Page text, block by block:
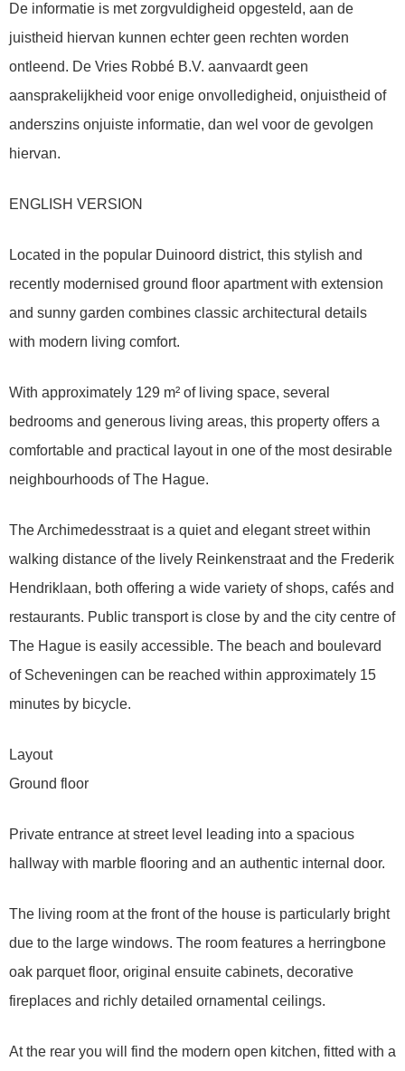
De informatie is met zorgvuldigheid opgesteld, aan de
juistheid hiervan kunnen echter geen rechten worden
ontleend. De Vries Robbé B.V. aanvaardt geen
aansprakelijkheid voor enige onvolledigheid, onjuistheid of
anderszins onjuiste informatie, dan wel voor de gevolgen
hiervan.
ENGLISH VERSION
Located in the popular Duinoord district, this stylish and
recently modernised ground floor apartment with extension
and sunny garden combines classic architectural details
with modern living comfort.
With approximately 129 m² of living space, several
bedrooms and generous living areas, this property offers a
comfortable and practical layout in one of the most desirable
neighbourhoods of The Hague.
The Archimedesstraat is a quiet and elegant street within
walking distance of the lively Reinkenstraat and the Frederik
Hendriklaan, both offering a wide variety of shops, cafés and
restaurants. Public transport is close by and the city centre of
The Hague is easily accessible. The beach and boulevard
of Scheveningen can be reached within approximately 15
minutes by bicycle.
Layout
Ground floor
Private entrance at street level leading into a spacious
hallway with marble flooring and an authentic internal door.
The living room at the front of the house is particularly bright
due to the large windows. The room features a herringbone
oak parquet floor, original ensuite cabinets, decorative
fireplaces and richly detailed ornamental ceilings.
At the rear you will find the modern open kitchen, fitted with a